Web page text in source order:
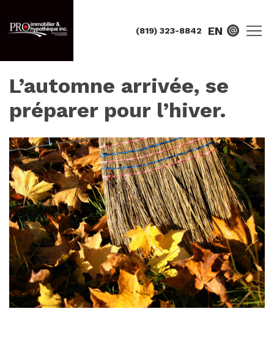
(819) 323-8842 EN
L’automne arrivée, se
préparer pour l’hiver.